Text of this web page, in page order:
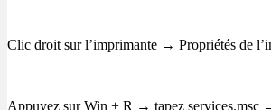
Clic droit sur l’imprimante → Propriétés de
Appuyez sur Win + R → tapez services.msc